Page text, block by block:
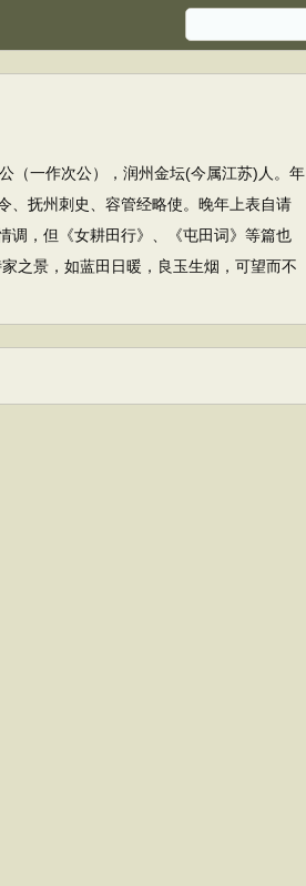
（一作次公），润州金坛(今属江苏)人。年
、抚州刺史、容管经略使。晚年上表自请
调，但《女耕田行》、《屯田词》等篇也
之景，如蓝田日暖，良玉生烟，可望而不